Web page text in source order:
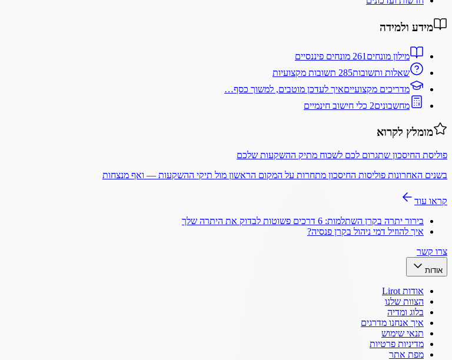
מידע ולמידה
מילון מונחים 261 מונחים פיננסיים
שאלות ותשובות285 תשובות מקצועיות
מדריכים מקצועייםאיך לעדכן מוטבים, למשוך כסף…
מחשבונים2 כלי חישוב חינמיים
מומלץ לקרוא
פוליסת החיסכון שתגרום לכם לשכוח מתיק ההשקעות שלכם
בשנים האחרונות פוליסות החיסכון מתחרות על המקום הראשון מול תיקי ההשקעות — ואף מנצחות
קראו עוד
בירור יתרה בקרן השתלמות: 6 דרכים פשוטות לבדוק את היתרה שלך
איך להוזיל דמי ניהול בקרן פנסיה?
צרו קשר
אודות
אודות Lirot
הצוות שלנו
בלוג ומדיה
איך אנחנו מדרגים
תנאי שימוש
מדיניות פרטיות
מפת אתר